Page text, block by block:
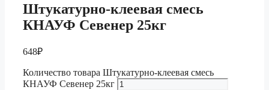
Штукатурно-клеевая смесь
КНАУФ Севенер 25кг
648₽
Количество товара Штукатурно-клеевая смесь
КНАУФ Севенер 25кг